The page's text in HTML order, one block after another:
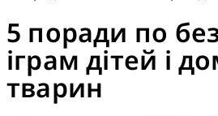
5 поради по
іграм дітей і
тварин